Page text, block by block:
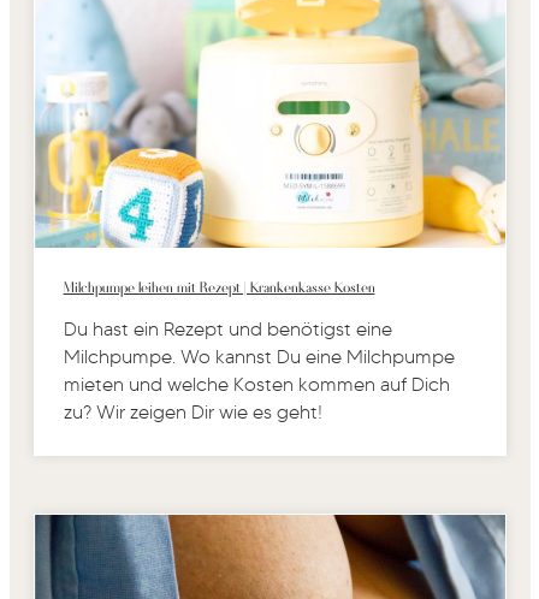
Milchpumpe leihen mit Rezept | Krankenkasse Kosten
Du hast ein Rezept und benötigst eine
Milchpumpe. Wo kannst Du eine Milchpumpe
mieten und welche Kosten kommen auf Dich
zu? Wir zeigen Dir wie es geht!